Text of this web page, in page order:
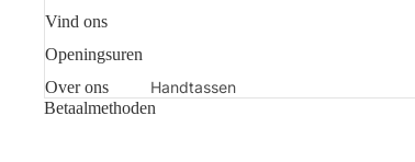
Handtassen
Vind ons
Openingsuren
Over ons
Betaalmethoden